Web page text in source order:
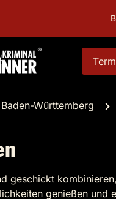
Baden-Württemberg
geschickt
genießen und